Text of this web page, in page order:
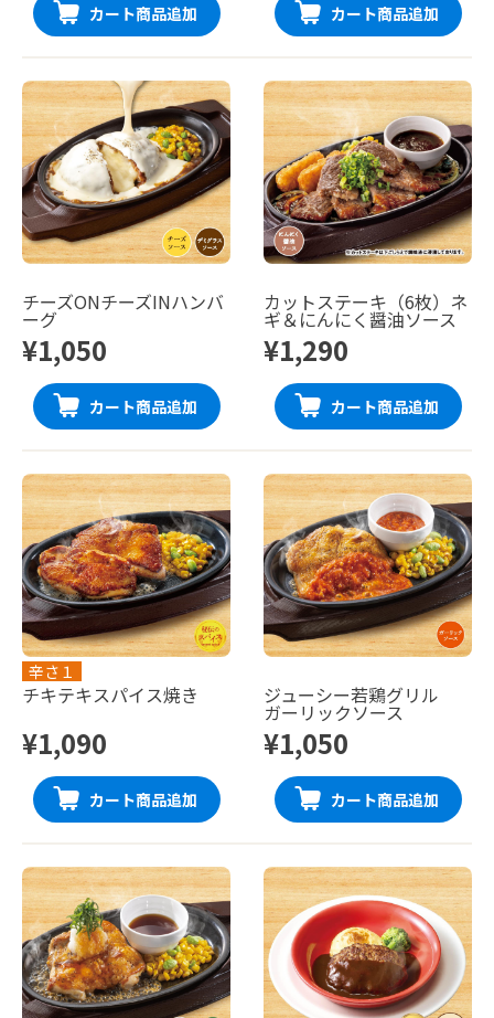
カート商品追加 カート商品追加
チーズONチーズINハンバ
ーグ
¥1,050
カート商品追加
カットステーキ（6枚）ネ
ギ＆にんにく醤油ソース
¥1,290
カート商品追加
辛さ１
チキテキスパイス焼き
¥1,090
カート商品追加
ジューシー若鶏グリル
ガーリックソース
¥1,050
カート商品追加